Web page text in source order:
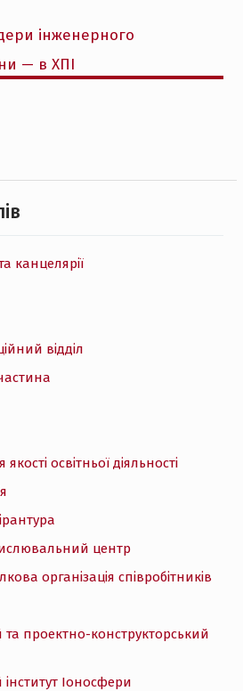
інженерного
— в ХПІ
канцелярії
відділ
освітньої діяльності
центр
організація співробітників
проектно-конструкторський
Іоносфери